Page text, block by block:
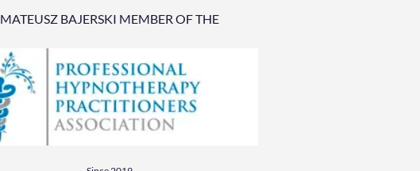
MATEUSZ BAJERSKI MEMBER OF THE